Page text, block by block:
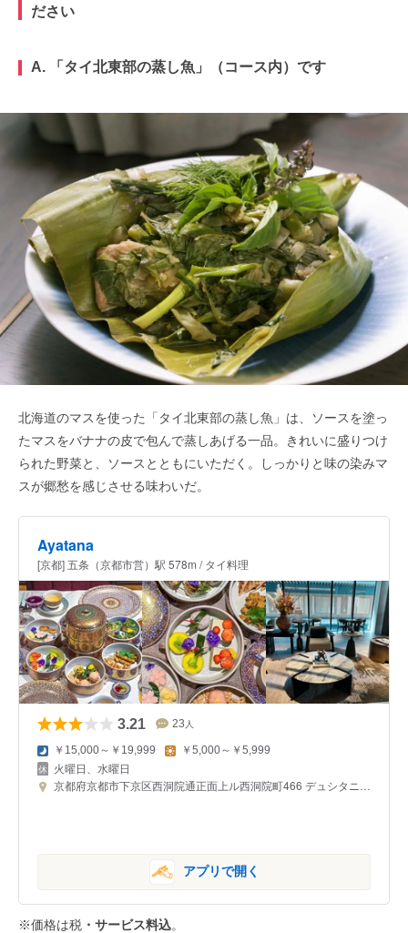
ださい
A. 「タイ北東部の蒸し魚」（コース内）です
北海道のマスを使った「タイ北東部の蒸し魚」は、ソースを塗っ
たマスをバナナの皮で包んで蒸しあげる一品。きれいに盛りつけ
られた野菜と、ソースとともにいただく。しっかりと味の染みマ
スが郷愁を感じさせる味わいだ。
Ayatana
[京都] 五条（京都市営）駅 578m / タイ料理
3.21 23 人
￥15,000～￥19,999 ￥5,000～￥5,999
火曜日、水曜日
京都府京都市下京区西洞院通正面上ル西洞院町466 デュシタニ京都
アプリで開く
※価格は税 ・サービス料込。